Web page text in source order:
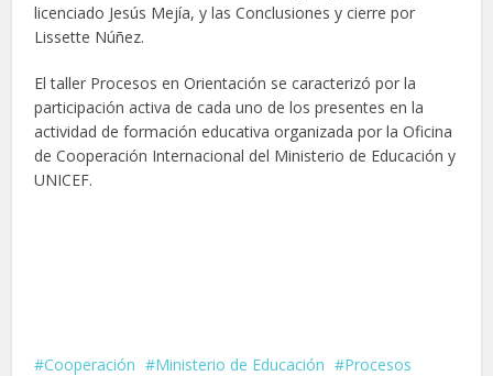
licenciado Jesús Mejía, y las Conclusiones y cierre por
Lissette Núñez.
El taller Procesos en Orientación se caracterizó por la
participación activa de cada uno de los presentes en la
actividad de formación educativa organizada por la Oficina
de Cooperación Internacional del Ministerio de Educación y
UNICEF.
Cooperación Ministerio de Educación Procesos